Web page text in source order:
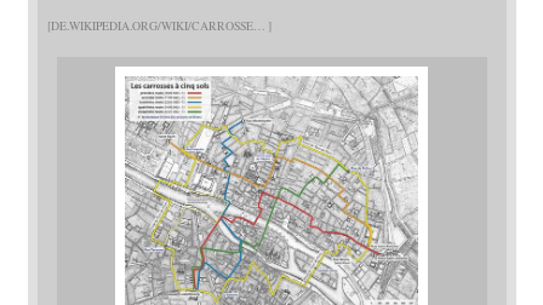
DE.WIKIPEDIA.ORG/WIKI/CARROSSE